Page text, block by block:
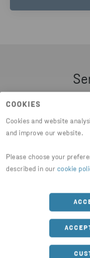
COOKIES
Cookies and website
and improve our website.
Please choose your
described in our cookie